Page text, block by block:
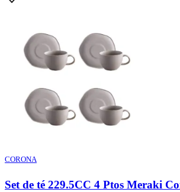
CORONA
Set de té 229.5CC 4 Ptos Meraki